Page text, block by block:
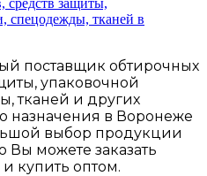
поставщик обтирочных
упаковочной
тканей и других
назначения в Воронеже
выбор продукции
Вы можете заказать
купить оптом.